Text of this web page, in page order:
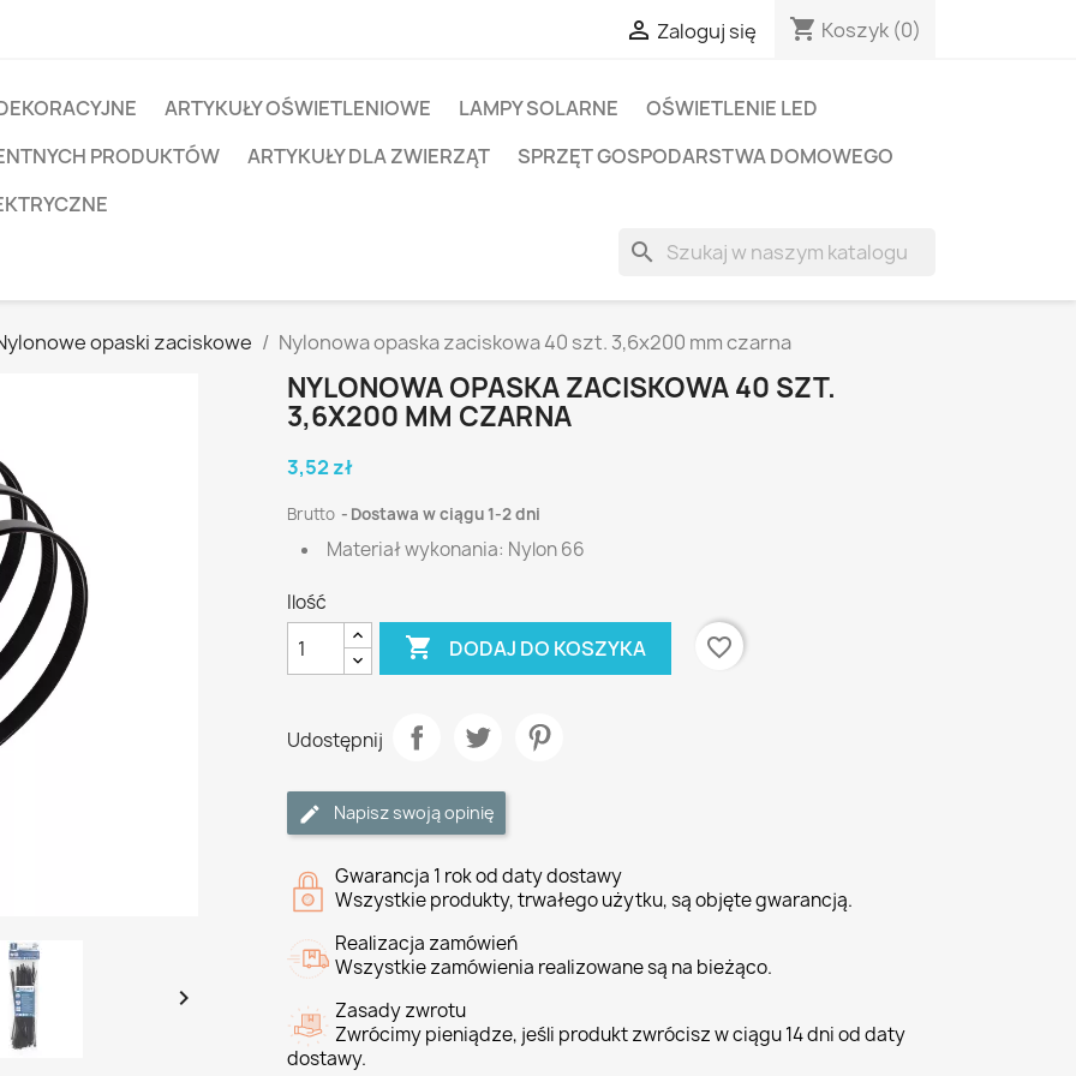
 Zaloguj się shopping_cart Koszyk (0)
ARTYKUŁY OŚWIETLENIOWE LAMPY SOLARNE
OŚWIETLENIE LED
PRODUKTÓW
ARTYKUŁY DLA ZWIERZĄT
SPRZĘT GOSPODARSTWA DOMOWEGO
search
opaski zaciskowe Nylonowa opaska zaciskowa 40 szt. 3,6x200 mm czarna

NYLONOWA OPASKA ZACISKOWA 40 SZT.
3,6X200 MM CZARNA
3,52 zł
Brutto Dostawa w ciągu 1-2 dni
Materiał wykonania: Nylon 66
Ilość
 DODAJ DO KOSZYKA favorite_border
Udostępnij
Napisz swoją opinię
Gwarancja 1 rok od daty dostawy
Wszystkie produkty, trwałego użytku, są objęte gwarancją.
Realizacja zamówień
Wszystkie zamówienia realizowane są na bieżąco.
Zasady zwrotu
Zwrócimy pieniądze, jeśli produkt zwrócisz w ciągu 14 dni od daty
dostawy.